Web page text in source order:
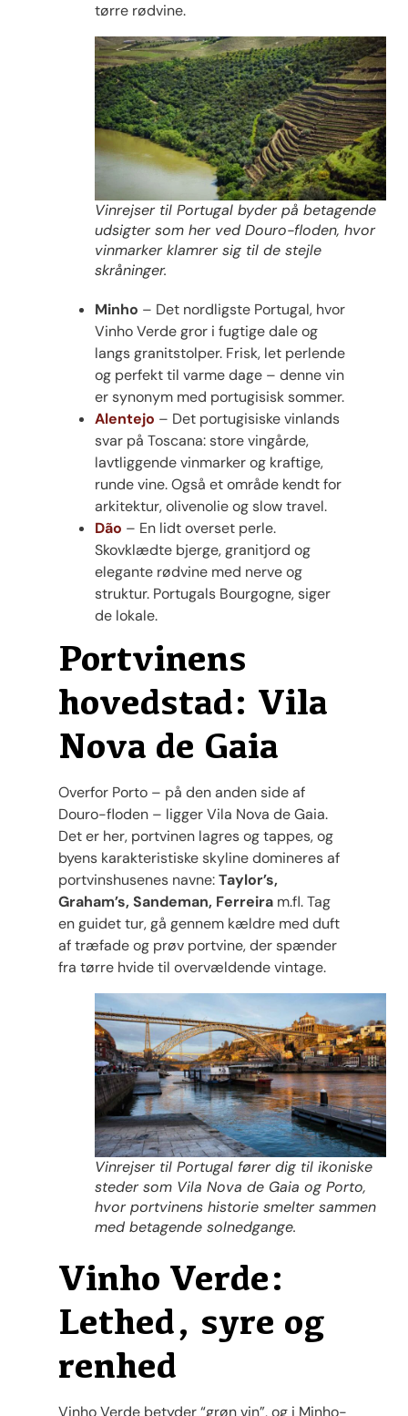
tørre rødvine.
Vinrejser til Portugal byder på betagende
udsigter som her ved Douro-floden, hvor
vinmarker klamrer sig til de stejle
skråninger.
Minho – Det nordligste Portugal, hvor
Vinho Verde gror i fugtige dale og
langs granitstolper. Frisk, let perlende
og perfekt til varme dage – denne vin
er synonym med portugisisk sommer.
Alentejo – Det portugisiske vinlands
svar på Toscana: store vingårde,
lavtliggende vinmarker og kraftige,
runde vine. Også et område kendt for
arkitektur, olivenolie og slow travel.
Dão – En lidt overset perle.
Skovklædte bjerge, granitjord og
elegante rødvine med nerve og
struktur. Portugals Bourgogne, siger
de lokale.
Portvinens
hovedstad: Vila
Nova de Gaia
Overfor Porto – på den anden side af
Douro-floden – ligger Vila Nova de Gaia.
Det er her, portvinen lagres og tappes, og
byens karakteristiske skyline domineres af
portvinshusenes navne:Taylor’s,
Graham’s, Sandeman, Ferreira m.fl. Tag
en guidet tur, gå gennem kældre med duft
af træfade og prøv portvine, der spænder
fra tørre hvide til overvældende vintage.
Vinrejser til Portugal fører dig til ikoniske
steder som Vila Nova de Gaia og Porto,
hvor portvinens historie smelter sammen
med betagende solnedgange.
Vinho Verde:
Lethed, syre og
renhed
Vinho Verde betyder “grøn vin”, og i Minho-